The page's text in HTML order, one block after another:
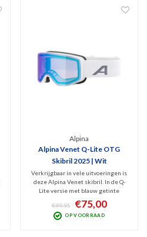
Alpina
Alpina Venet Q-Lite OTG
Skibril 2025 | Wit
Verkrijgbaar in vele uitvoeringen is
deze Alpina Venet skibril. In de Q-
Lite versie met blauw getinte
Quattroflex Lite spiegellens (Cat. 2)
heb je optimaal zicht bij wisselvallig
weer. Moderne, veelzijdige medium-
€99,95 €75,00
OP VOORRAAD